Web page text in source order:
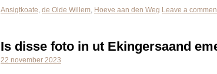
Ansigtkoate, de Olde Willem, Hoeve aan den Weg Leave a
Is disse foto in ut Ekingersaand
22 november 2023